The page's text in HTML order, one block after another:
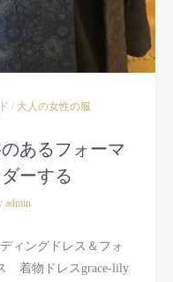
/ 大人の女性の服
あるフォーマ
ーする
admin
ングドレス＆フォ
着物ドレスgrace-lily